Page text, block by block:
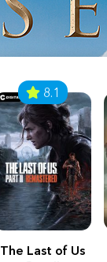
8.1
The Last of Us